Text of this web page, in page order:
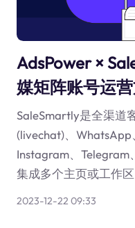
AdsPower ×
媒矩阵账号运
SaleSmartly是全渠道
(livechat)、WhatsApp
Instagram、Telegram
集成多个主页或工作
2023-12-22 09:33